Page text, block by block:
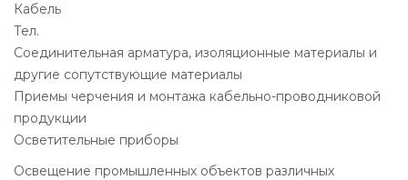
Кабель
Тел.
Соединительная арматура, изоляционные материалы и
другие сопутствующие материалы
Приемы черчения и монтажа кабельно-проводниковой
продукции
Осветительные приборы
Освещение промышленных объектов различных